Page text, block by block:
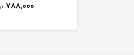
788,000